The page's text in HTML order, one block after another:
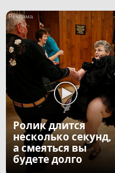
Ролик длится
несколько секунд,
а смеяться вы
будете долго